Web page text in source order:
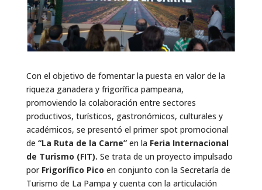
Con el objetivo de fomentar la puesta en valor de la
riqueza ganadera y frigorífica pampeana,
promoviendo la colaboración entre sectores
productivos, turísticos, gastronómicos, culturales y
académicos, se presentó el primer spot promocional
de “La Ruta de la Carne” en la Feria Internacional
de Turismo (FIT). Se trata de un proyecto impulsado
por Frigorífico Pico en conjunto con la Secretaría de
Turismo de La Pampa y cuenta con la articulación